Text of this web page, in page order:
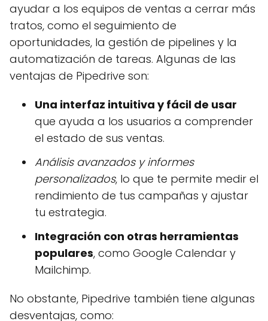
ayudar a los equipos de ventas a cerrar más
tratos, como el seguimiento de
oportunidades, la gestión de pipelines y la
automatización de tareas. Algunas de las
ventajas de Pipedrive son:
Una interfaz intuitiva y fácil de usar
que ayuda a los usuarios a comprender
el estado de sus ventas.
Análisis avanzados y informes
personalizados, lo que te permite medir el
rendimiento de tus campañas y ajustar
tu estrategia.
Integración con otras herramientas
populares, como Google Calendar y
Mailchimp.
No obstante, Pipedrive también tiene algunas
desventajas, como: